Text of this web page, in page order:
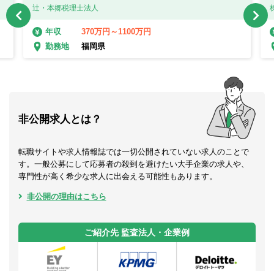
辻・本郷税理士法人
年収
370万円～1100万円
勤務地
福岡県
非公開求人とは？
転職サイトや求人情報誌では一切公開されていない求人のことで
す。一般公募にして応募者の殺到を避けたい大手企業の求人や、
専門性が高く希少な求人に出会える可能性もあります。
非公開の理由はこちら
ご紹介先 監査法人・企業例